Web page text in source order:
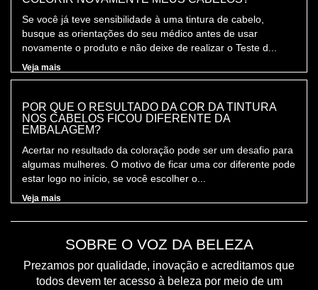
Se você já teve sensibilidade à uma tintura de cabelo,
busque as orientações do seu médico antes de usar
novamente o produto e não deixe de realizar o Teste d...
Veja mais
POR QUE O RESULTADO DA COR DA TINTURA
NOS CABELOS FICOU DIFERENTE DA
EMBALAGEM?
Acertar no resultado da coloração pode ser um desafio para
algumas mulheres. O motivo de ficar uma cor diferente pode
estar logo no início, se você escolher o...
Veja mais
SOBRE O VOZ DA BELEZA
Prezamos por qualidade, inovação e acreditamos que
todos devem ter acesso à beleza por meio de um